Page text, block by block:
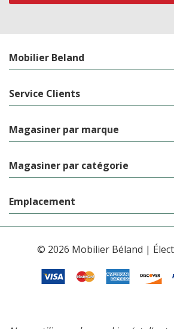
Mobilier Beland
Service Clients
Magasiner par marque
Magasiner par catégorie
Emplacement
© 2026 Mobilier Béland |